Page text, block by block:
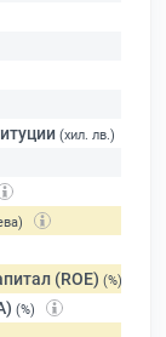
(хил. лв.)
(ROE) (%)
(%)